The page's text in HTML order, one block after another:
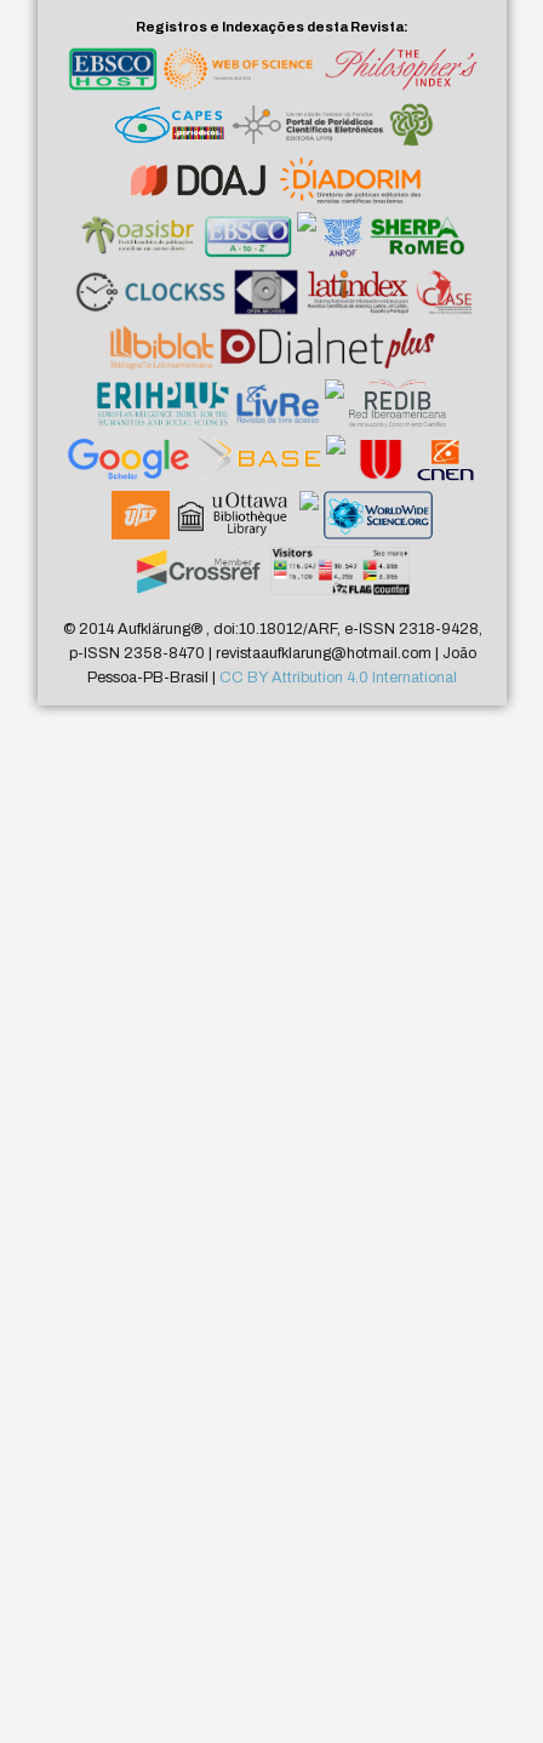
Registros e Indexações desta Revista:
© 2014 Aufklärung®, doi:10.18012/ARF, e-ISSN 2318-9428,
p-ISSN 2358-8470 | revistaaufklarung@hotmail.com | João
Pessoa-PB-Brasil | CC BY Attribution 4.0 International